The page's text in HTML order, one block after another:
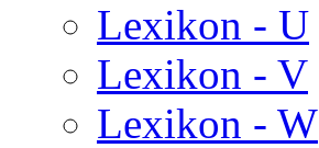
Lexikon - U
Lexikon - V
Lexikon - W